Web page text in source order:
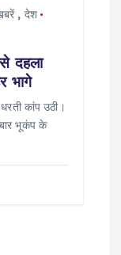
, देश
दहला
भागे
कांप उठी।
भूकंप के